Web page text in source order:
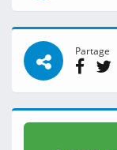
Partage